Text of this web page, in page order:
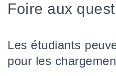
Foire aux
Les étudiants
pour les